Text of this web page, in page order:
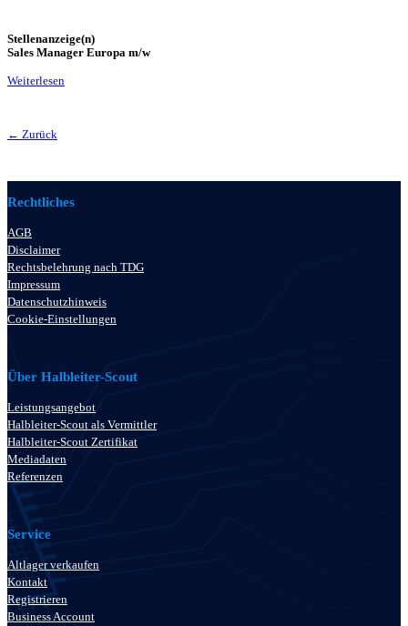
Stellenanzeige(n)
Sales Manager Europa m/w
Weiterlesen
← Zurück
Rechtliches
AGB
Disclaimer
Rechtsbelehrung nach TDG
Impressum
Datenschutzhinweis
Cookie-Einstellungen
Über Halbleiter-Scout
Leistungsangebot
Halbleiter-Scout als Vermittler
Halbleiter-Scout Zertifikat
Mediadaten
Referenzen
Service
Altlager verkaufen
Kontakt
Registrieren
Business Account